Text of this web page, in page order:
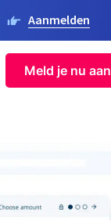
Aanmelden
Meld je nu aan